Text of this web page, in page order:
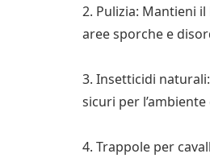
2. Pulizia: Mantieni
aree sporche e
3. Insetticidi
sicuri per
4. Trappole per